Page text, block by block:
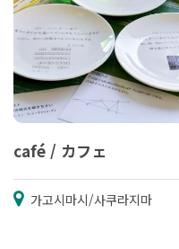
café / カフェ
가고시마시/사쿠라지마